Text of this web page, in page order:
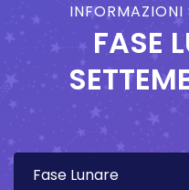
INFORMAZIONI
FASE
Fase Lunare